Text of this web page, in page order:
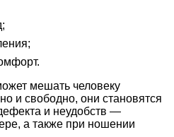
мешать человеку
и свободно, они становятся
и неудобств —
а также при ношении